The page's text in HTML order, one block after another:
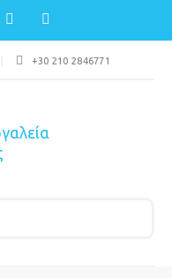
+30 210 2846771